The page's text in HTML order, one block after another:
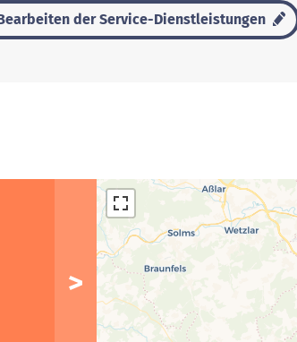
der Service-Dienstleistungen